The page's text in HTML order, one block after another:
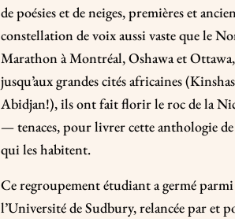
de poésies et de neiges, premières et
constellation de voix aussi vaste que le
Marathon à Montréal, Oshawa et
jusqu’aux grandes cités africaines
Abidjan!), ils ont fait florir le roc de la
— tenaces, pour livrer cette anthologie de
qui les habitent.
Ce regroupement étudiant a germé
l’Université de Sudbury, relancée par et